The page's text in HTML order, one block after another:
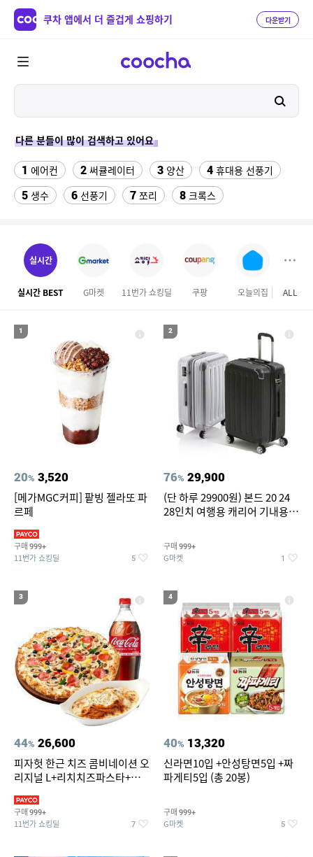
쿠차 앱에서 더 즐겁게 쇼핑하기 다운받기
다른 분들이 많이 검색하고 있어요
1 에어컨 2 써큘레이터 3 양산 4 휴대용 선풍기
5 생수 6 선풍기 7 쪼리 8 크록스
12 여자라인 댄스복
14 다이소C타입 to HDMI 미러링 케이블 대나무돗자리
16 포켓몬 카드 뱀부3겹대나무화장지 18 가디건
성인용세발자전거중고
ALL
실시간
실시간 BEST G마켓 11번가 쇼킹딜 쿠팡 오늘의집
1
20% 3,520
[메가MGC커피] 팥빙 젤라또 파
르페
구매 999+
11번가 쇼킹딜 5
2
76% 29,900
(단 하루 29900원) 본드 20 24
28인치 여행용 캐리어 기내용
(20%쿠폰)
구매 999+
G마켓 1
3
44% 26,600
피자헛 한근 치즈 콤비네이션 오
리지널 L+리치치즈파스타+콜
구매 999+
11번가 쇼킹딜 7
4
40% 13,320
신라면10입 +안성탕면5입 +짜
파게티5입 (총 20봉)
구매 999+
G마켓 5